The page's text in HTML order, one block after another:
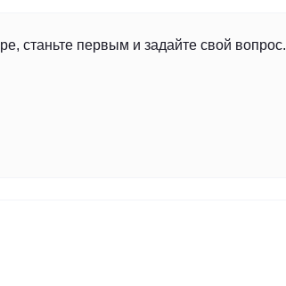
станьте первым и задайте свой вопрос.